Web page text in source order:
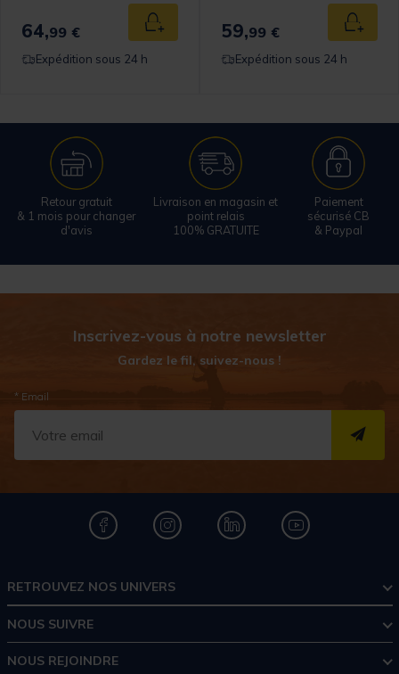
panier
64,99 € Ajouter au panier
Expédition sous 24 h
59,99 €
Expédition sous 24 h
Retour gratuit
& 1 mois pour changer
d'avis
Livraison en magasin et
point relais
100% GRATUITE
Paiement
sécurisé CB
& Paypal
Inscrivez-vous à notre newsletter
Gardez le fil, suivez-nous !
* Email
RETROUVEZ NOS UNIVERS
NOUS SUIVRE
NOUS REJOINDRE